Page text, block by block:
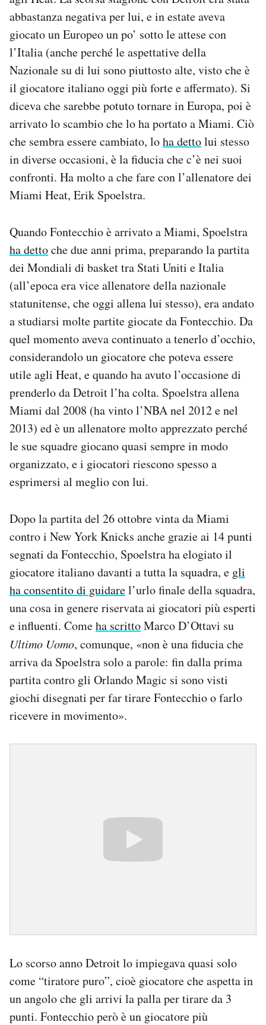
abbastanza negativa per lui, e in estate aveva
giocato un Europeo un po’ sotto le attese con
l’Italia (anche perché le aspettative della
Nazionale su di lui sono piuttosto alte, visto che è
il giocatore italiano oggi più forte e affermato). Si
diceva che sarebbe potuto tornare in Europa, poi è
arrivato lo scambio che lo ha portato a Miami. Ciò
che sembra essere cambiato, loha dettolui stesso
in diverse occasioni, è la fiducia che c’è nei suoi
confronti. Ha molto a che fare con l’allenatore dei
Miami Heat, Erik Spoelstra.
Quando Fontecchio è arrivato a Miami, Spoelstra
ha dettoche due anni prima, preparando la partita
dei Mondiali di basket tra Stati Uniti e Italia
(all’epoca era vice allenatore della nazionale
statunitense, che oggi allena lui stesso), era andato
a studiarsi molte partite giocate da Fontecchio. Da
quel momento aveva continuato a tenerlo d’occhio,
considerandolo un giocatore che poteva essere
utile agli Heat, e quando ha avuto l’occasione di
prenderlo da Detroit l’ha colta. Spoelstra allena
Miami dal 2008 (ha vinto l’NBA nel 2012 e nel
2013) ed è un allenatore molto apprezzato perché
le sue squadre giocano quasi sempre in modo
organizzato, e i giocatori riescono spesso a
esprimersi al meglio con lui.
Dopo la partita del 26 ottobre vinta da Miami
contro i New York Knicks anche grazie ai 14 punti
segnati da Fontecchio, Spoelstra ha elogiato il
giocatore italiano davanti a tutta la squadra, e gli
ha consentito di guidarel’urlo finale della squadra,
una cosa in genere riservata ai giocatori più esperti
e influenti. Comeha scrittoMarco D’Ottavi su
Ultimo Uomo, comunque, «non è una fiducia che
arriva da Spoelstra solo a parole: fin dalla prima
partita contro gli Orlando Magic si sono visti
giochi disegnati per far tirare Fontecchio o farlo
ricevere in movimento».
Lo scorso anno Detroit lo impiegava quasi solo
come “tiratore puro”, cioè giocatore che aspetta in
un angolo che gli arrivi la palla per tirare da 3
punti. Fontecchio però è un giocatore più